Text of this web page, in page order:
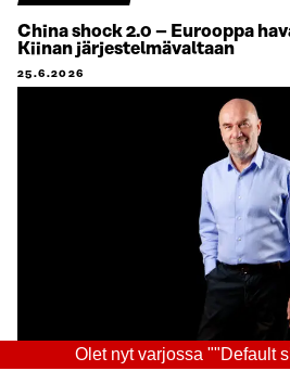
China shock 2.0 – Eurooppa
Kiinan järjestelmävaltaan
25.6.2026
Olet nyt varjossa ""Default